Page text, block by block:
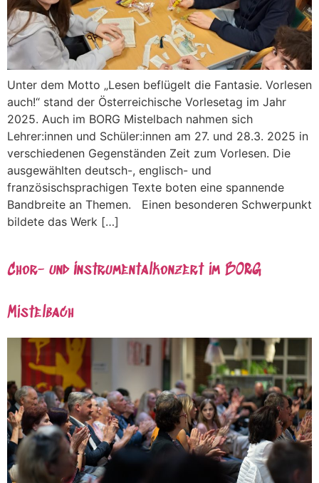
Unter dem Motto „Lesen beflügelt die Fantasie. Vorlesen
auch!“ stand der Österreichische Vorlesetag im Jahr
2025. Auch im BORG Mistelbach nahmen sich
Lehrer:innen und Schüler:innen am 27. und 28.3. 2025 in
verschiedenen Gegenständen Zeit zum Vorlesen. Die
ausgewählten deutsch-, englisch- und
französischsprachigen Texte boten eine spannende
Bandbreite an Themen. Einen besonderen Schwerpunkt
bildete das Werk […]
Chor- und Instrumentalkonzert im BORG
Mistelbach